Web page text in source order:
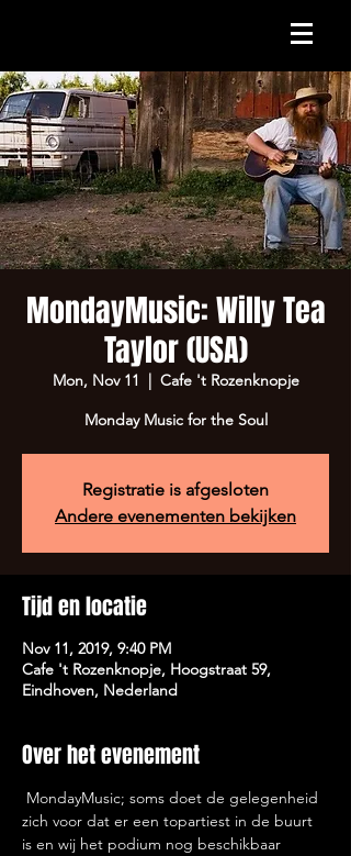
MondayMusic: Willy Tea
Taylor (USA)
Mon, Nov 11
  |
Cafe 't Rozenknopje
Monday Music for the Soul
Registratie is afgesloten
Andere evenementen bekijken
Tijd en locatie
Nov 11, 2019, 9:40 PM
Cafe 't Rozenknopje, Hoogstraat 59,
Eindhoven, Nederland
Over het evenement
MondayMusic; soms doet de gelegenheid
zich voor dat er een topartiest in de buurt
is en wij het podium nog beschikbaar